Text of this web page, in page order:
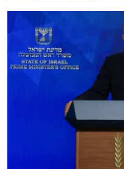
Yazarlar
Arşiv